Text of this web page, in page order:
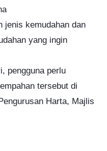
jenis kemudahan dan
yang ingin
pengguna perlu
tersebut di
Harta, Majlis